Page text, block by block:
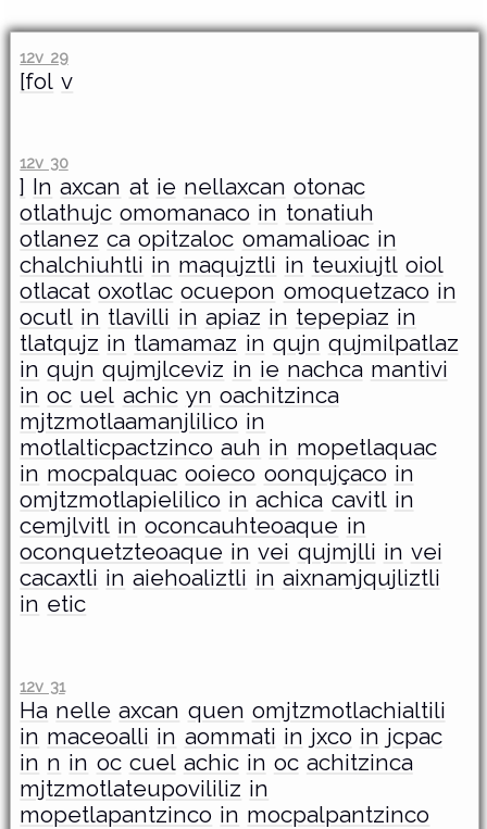
12v 29
[fol v
12v 30
] In axcan at ie nellaxcan otonac
otlathujc omomanaco in tonatiuh
otlanez ca opitzaloc omamalioac in
chalchiuhtli in maqujztli in teuxiujtl oiol
otlacat oxotlac ocuepon omoquetzaco in
ocutl in tlavilli in apiaz in tepepiaz in
tlatqujz in tlamamaz in qujn qujmilpatlaz
in qujn qujmjlceviz in ie nachca mantivi
in oc uel achic yn oachitzinca
mjtzmotlaamanjlilico in
motlalticpactzinco auh in mopetlaquac
in mocpalquac ooieco oonqujçaco in
omjtzmotlapielilico in achica cavitl in
cemjlvitl in oconcauhteoaque in
oconquetzteoaque in vei qujmjlli in vei
cacaxtli in aiehoaliztli in aixnamjqujliztli
in etic
12v 31
Ha nelle axcan quen omjtzmotlachialtili
in maceoalli in aommati in jxco in jcpac
in n in oc cuel achic in oc achitzinca
mjtzmotlateupovililiz in
mopetlapantzinco in mocpalpantzinco